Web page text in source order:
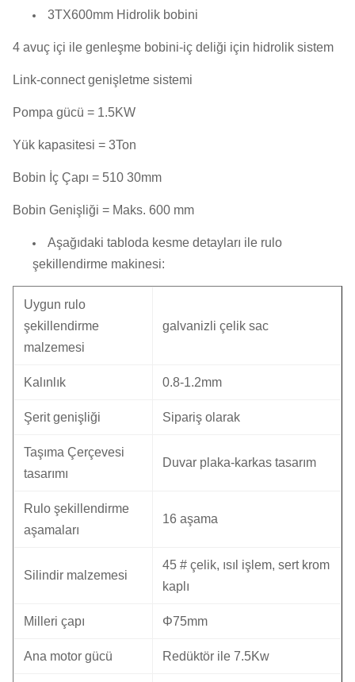
3TX600mm Hidrolik bobini
4 avuç içi ile genleşme bobini-iç deliği için hidrolik sistem
Link-connect genişletme sistemi
Pompa gücü = 1.5KW
Yük kapasitesi = 3Ton
Bobin İç Çapı = 510 30mm
Bobin Genişliği = Maks. 600 mm
Aşağıdaki tabloda kesme detayları ile rulo
şekillendirme makinesi:
Uygun rulo
şekillendirme
malzemesi
galvanizli çelik sac
Kalınlık 0.8-1.2mm
Şerit genişliği Sipariş olarak
Taşıma Çerçevesi
tasarımı
Duvar plaka-karkas tasarım
Rulo şekillendirme
aşamaları
16 aşama
Silindir malzemesi
45 # çelik, ısıl işlem, sert krom
kaplı
Milleri çapı Φ75mm
Ana motor gücü Redüktör ile 7.5Kw